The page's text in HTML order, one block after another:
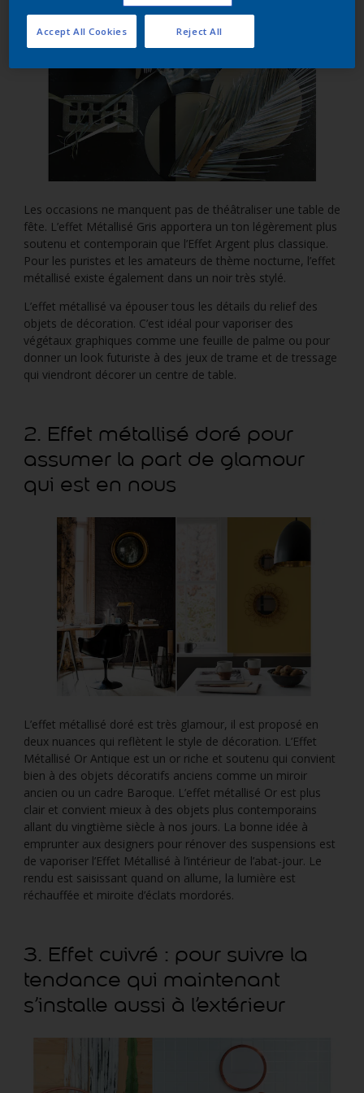
Les occasions ne manquent pas de théâtraliser une table de
fête. L’effet Métallisé Gris apportera un ton légèrement plus
soutenu et contemporain que l’Effet Argent plus classique.
Pour les puristes et les amateurs de thème nocturne, l’effet
métallisé existe également dans un noir très stylé.
L’effet métallisé va épouser tous les détails du relief des
objets de décoration. C’est idéal pour vaporiser des
végétaux graphiques comme une feuille de palme ou pour
donner un look futuriste à des jeux de trame et de tressage
qui viendront décorer un centre de table.
2. Effet métallisé doré pour
assumer la part de glamour
qui est en nous
L’effet métallisé doré est très glamour, il est proposé en
deux nuances qui reflètent le style de décoration. L’Effet
Métallisé Or Antique est un or riche et soutenu qui convient
bien à des objets décoratifs anciens comme un miroir
ancien ou un cadre Baroque. L’effet métallisé Or est plus
clair et convient mieux à des objets plus contemporains
allant du vingtième siècle à nos jours. La bonne idée à
emprunter aux designers pour rénover des suspensions est
de vaporiser l’Effet Métallisé à l’intérieur de l’abat-jour. Le
rendu est saisissant quand on allume, la lumière est
réchauffée et miroite d’éclats mordorés.
3. Effet cuivré : pour suivre la
tendance qui maintenant
s’installe aussi à l’extérieur
Reject All
Accept All Cookies